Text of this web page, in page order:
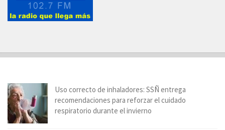
Uso correcto de inhaladores: SSÑ entrega
recomendaciones para reforzar el cuidado
respiratorio durante el invierno